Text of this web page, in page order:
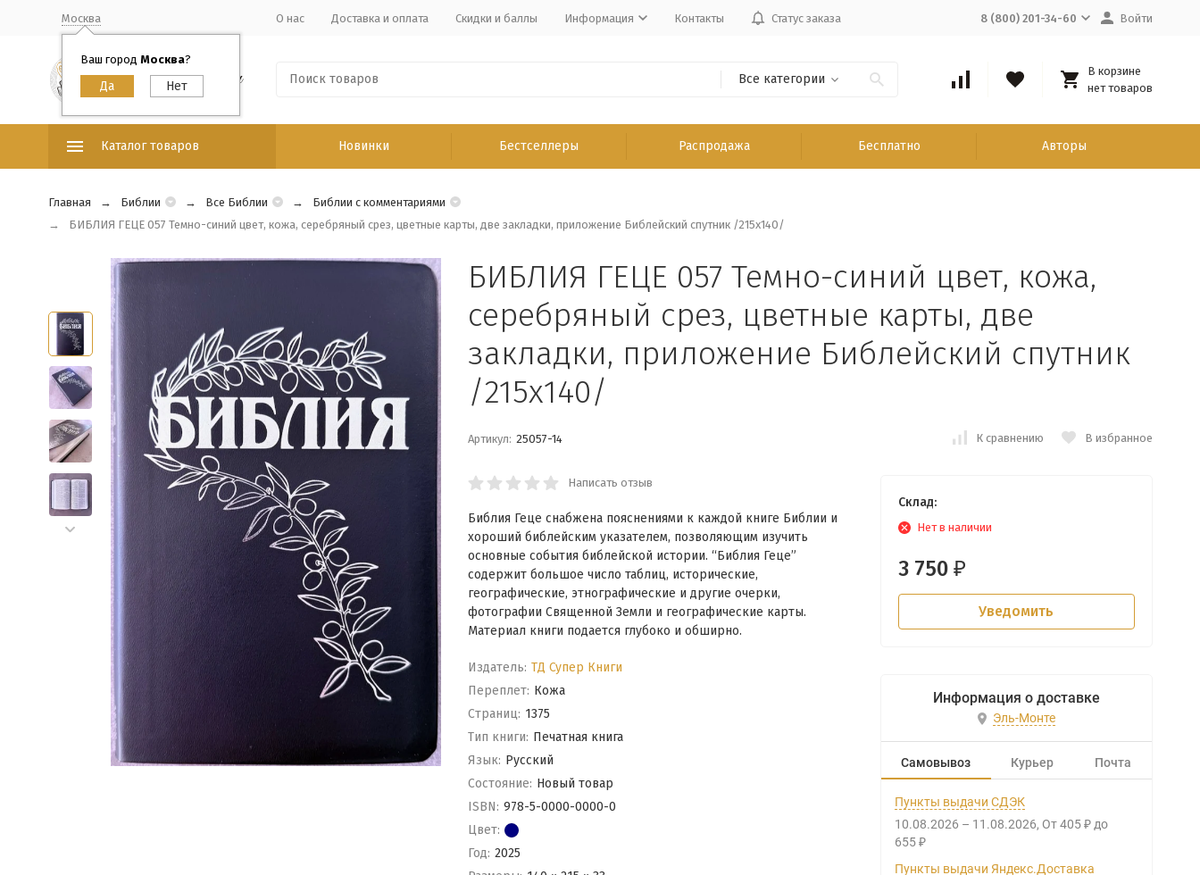
Москва
Ваш город Москва?
О нас Доставка и оплата Скидки и баллы Информация Контакты Статус заказа 8 (800) 201-34-60 Войти
Все категории
В корзине
нет товаров
Каталог товаров Новинки Бестселлеры Распродажа Бесплатно Авторы
Главная Библии Все Библии
Библии с комментариями
БИБЛИЯ ГЕЦЕ 057 Темно-синий цвет, кожа, серебряный срез, цветные карты, две закладки, приложение Библейский спутник /215х140/
БИБЛИЯ ГЕЦЕ 057 Темно-синий цвет, кожа,
серебряный срез, цветные карты, две
закладки, приложение Библейский спутник
/215х140/
Артикул: 25057-14 К сравнению В избранное
Написать отзыв
Библия Геце снабжена пояснениями к каждой книге Библии и
хороший библейским указателем, позволяющим изучить
основные события библейской истории. “Библия Геце”
содержит большое число таблиц, исторические,
географические, этнографические и другие очерки,
фотографии Священной Земли и географические карты.
Материал книги подается глубоко и обширно.
Издатель: ТД Супер Книги
Переплет: Кожа
Cтраниц: 1375
Тип книги: Печатная книга
Язык: Русский
Состояние: Новый товар
ISBN: 978-5-0000-0000-0
Цвет:
Год: 2025
Склад:
Нет в наличии
3 750 ₽
Уведомить
Информация о доставке
Эль-Монте
Самовывоз Курьер Почта
Пункты выдачи СДЭК
10.08.2026 – 11.08.2026 От 405 ₽ до
655 ₽
Пункты выдачи Яндекс.Доставка